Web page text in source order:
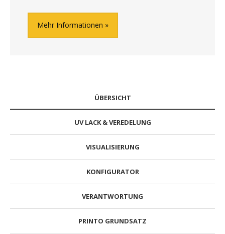
Mehr Informationen
ÜBERSICHT
UV LACK & VEREDELUNG
VISUALISIERUNG
KONFIGURATOR
VERANTWORTUNG
PRINTO GRUNDSATZ